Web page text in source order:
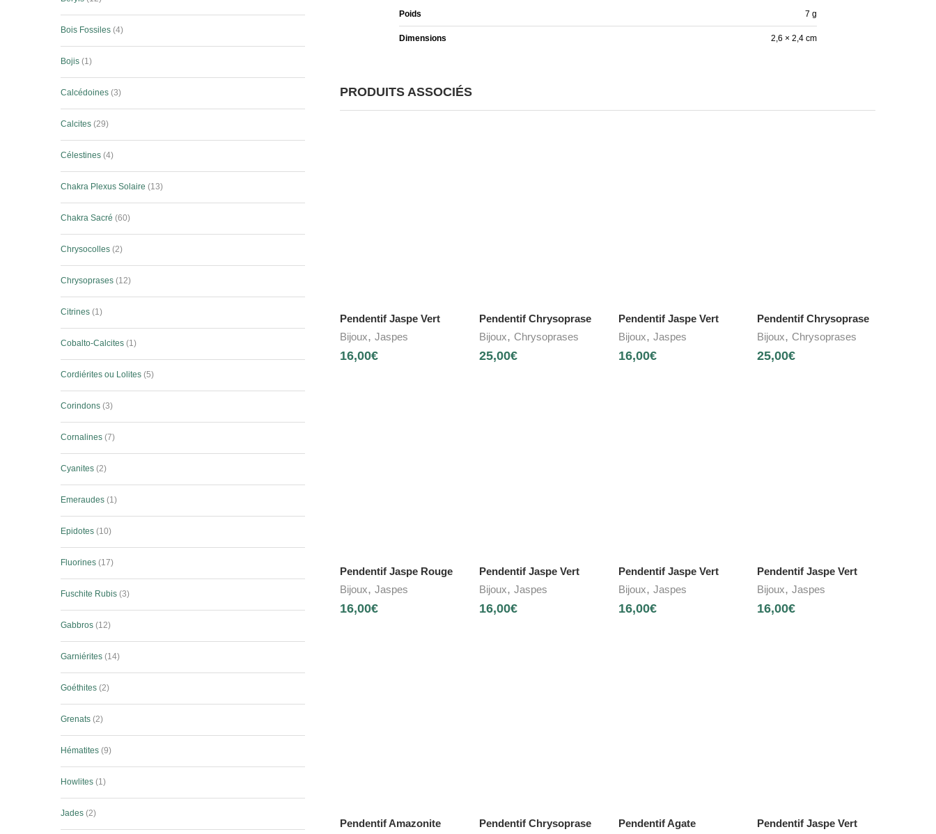
Poids 7 g
Dimensions 2,6 × 2,4 cm
PRODUITS ASSOCIÉS
Pendentif Jaspe Vert
Bijoux, Jaspes
16,00€
Pendentif Chrysoprase
Bijoux, Chrysoprases
25,00€
Pendentif Jaspe Vert
Bijoux, Jaspes
16,00€
Pendentif Chrysoprase
Bijoux,Chrysoprases
25,00€
Pendentif Jaspe Rouge
Bijoux, Jaspes
16,00€
Pendentif Jaspe Vert
Bijoux, Jaspes
16,00€
Pendentif Jaspe Vert
Bijoux, Jaspes
16,00€
Pendentif Jaspe Vert
Bijoux,Jaspes
16,00€
Pendentif Amazonite Pendentif Chrysoprase Pendentif Agate Pendentif Jaspe Vert
Bois Fossiles 4
Bojis 1
Calcédoines 3
Calcites 29
Célestines 4
Chakra Plexus Solaire 13
Chakra Sacré 60
Chrysocolles 2
Chrysoprases 12
Citrines 1
Cobalto-Calcites 1
Cordiérites ou Lolites 5
Corindons 3
Cornalines 7
Cyanites 2
Emeraudes 1
Epidotes 10
Fluorines 17
Fuschite Rubis 3
Gabbros 12
Garniérites 14
Goéthites 2
Grenats 2
Hématites 9
Howlites 1
Jades 2